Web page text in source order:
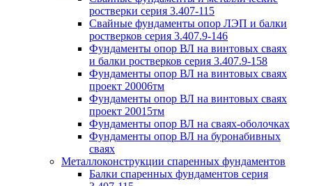
ростверки серия 3.407-115
Свайные фундаменты опор ЛЭП и балки
ростверков серия 3.407.9-146
Фундаменты опор ВЛ на винтовых сваях
и балки ростверков серия 3.407.9-158
Фундаменты опор ВЛ на винтовых сваях
проект 20006тм
Фундаменты опор ВЛ на винтовых сваях
проект 20015тм
Фундаменты опор ВЛ на сваях-оболочках
Фундаменты опор ВЛ на буронабивных
сваях
Металлоконструкции спаренных фундаментов
Балки спаренных фундаментов серия